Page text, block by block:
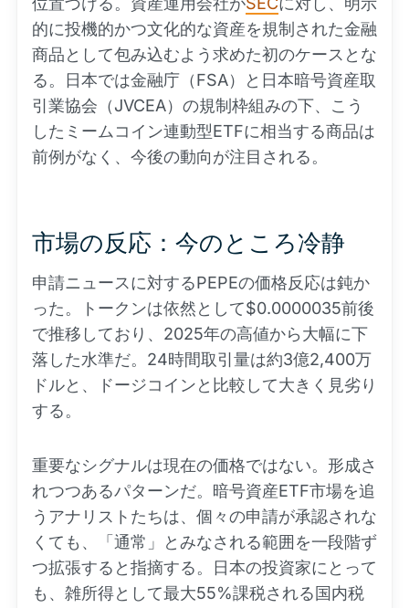
的に投機的かつ文化的な資産を規制された金融
商品として包み込むよう求めた初のケースとな
る。日本では金融庁（FSA）と日本暗号資産取
引業協会（JVCEA）の規制枠組みの下、こう
したミームコイン連動型ETFに相当する商品は
前例がなく、今後の動向が注目される。
市場の反応：今のところ冷静
申請ニュースに対するPEPEの価格反応は鈍か
った。トークンは依然として$0.0000035前後
で推移しており、2025年の高値から大幅に下
落した水準だ。24時間取引量は約3億2,400万
ドルと、ドージコインと比較して大きく見劣り
する。
重要なシグナルは現在の価格ではない。形成さ
れつつあるパターンだ。暗号資産ETF市場を追
うアナリストたちは、個々の申請が承認されな
くても、「通常」とみなされる範囲を一段階ず
つ拡張すると指摘する。日本の投資家にとって
も、雑所得として最大55%課税される国内税